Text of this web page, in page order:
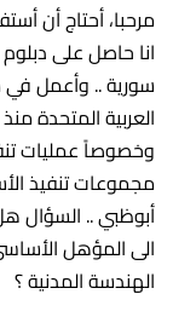
مرحبا، أحتاج أن
سورية .. وأعمل في
وخصوصاً عمليات
مجموعات تنفيذ
أبوظبي .. السؤال
الى المؤهل
الهندسة المدنية ؟